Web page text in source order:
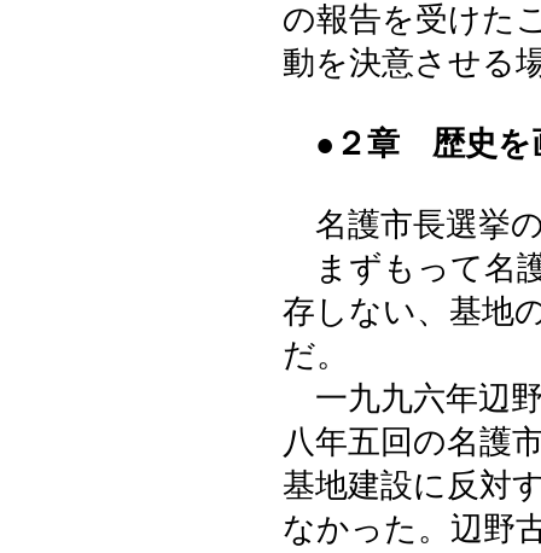
の報告を受けた
動を決意させる
●２章 歴史を
名護市長選挙
まずもって名
存しない、基地
だ。
一九九六年辺
八年五回の名護
基地建設に反対
なかった。辺野